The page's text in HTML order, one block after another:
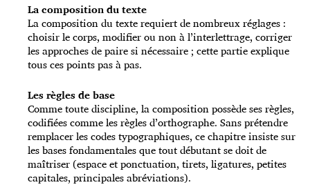
La composition du texte
La composition du texte requiert de nombreux réglages :
choisir le corps, modifier ou non à l’interlettrage, corriger
les approches de paire si nécessaire ; cette partie explique
tous ces points pas à pas.
Les règles de base
Comme toute discipline, la composition possède ses règles,
codifiées comme les règles d’orthographe. Sans prétendre
remplacer les codes typographiques, ce chapitre insiste sur
les bases fondamentales que tout débutant se doit de
maîtriser (espace et ponctuation, tirets, ligatures, petites
capitales, principales abréviations).